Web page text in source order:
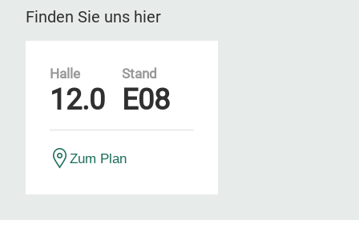
Finden Sie uns hier
Halle
12.0
Stand
E08
Zum Plan